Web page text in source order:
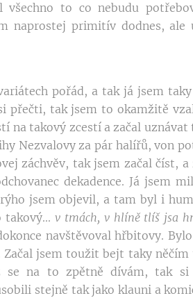
to co nebudu
naprostej primitív dodnes,
pořád, a tak já jsem
přečti, tak jsem to okamžitě
na takový zcestí a začal
Nezvalovy za pár halířů, von
záchvěv, tak jsem začal číst,
dekadence. Já jsem
jsem objevil, a tam byl i
takový... v tmách, v hlíně tlíš jsa
navštěvoval hřbitovy.
Začal jsem toužit bejt taky
se na to zpětně dívám, tak
stejně tak jako klauni a